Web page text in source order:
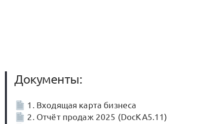
Документы:
1. Входящая карта бизнеса
2. Отчёт продаж 2025 (DocКА5.11)